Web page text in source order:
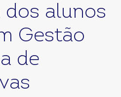
alunos
Gestão
de